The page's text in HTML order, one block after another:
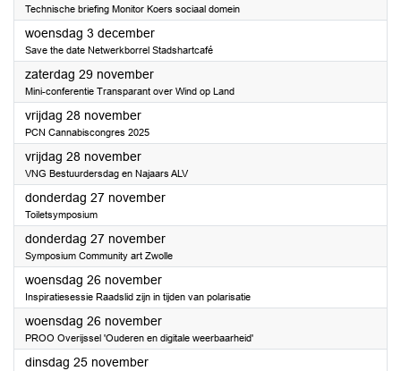
Technische briefing Monitor Koers sociaal domein
woensdag 3 december2025
Save the date Netwerkborrel Stadshartcafé
zaterdag 29 november2025
Mini-conferentie Transparant over Wind op Land
vrijdag 28 november2025
PCN Cannabiscongres 2025
vrijdag 28 november2025
VNG Bestuurdersdag en Najaars ALV
donderdag 27 november2025
Toiletsymposium
donderdag 27 november2025
Symposium Community art Zwolle
woensdag 26 november2025
Inspiratiesessie Raadslid zijn in tijden van polarisatie
woensdag 26 november2025
PROO Overijssel 'Ouderen en digitale weerbaarheid'
dinsdag 25 november2025